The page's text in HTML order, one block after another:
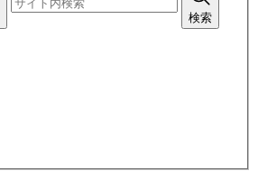
検索